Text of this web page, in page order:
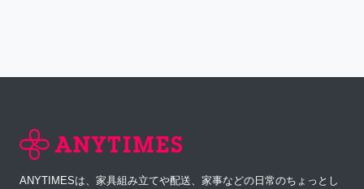
ANYTIMESは、家具組み立てや配送、家事などの日常のちょっとし